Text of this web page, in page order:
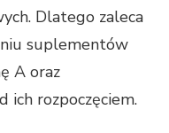
Dlatego zaleca
suplementów
A oraz
ich rozpoczęciem.